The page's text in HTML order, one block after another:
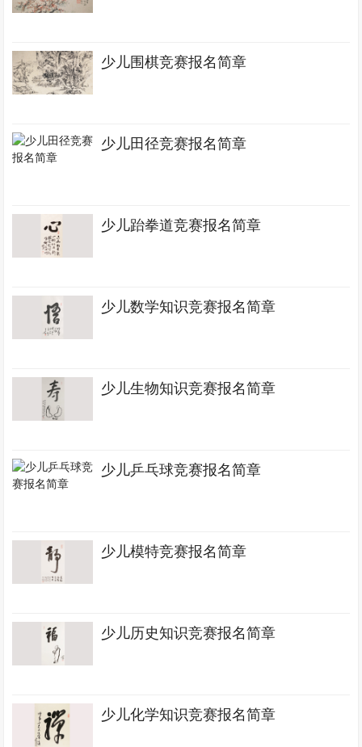
少儿围棋竞赛报名简章
少儿田径竞赛报名简章
少儿跆拳道竞赛报名简章
少儿数学知识竞赛报名简章
少儿生物知识竞赛报名简章
少儿乒乓球竞赛报名简章
少儿模特竞赛报名简章
少儿历史知识竞赛报名简章
少儿化学知识竞赛报名简章